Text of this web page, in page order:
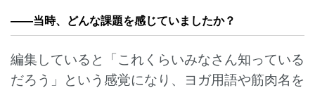
——当時、どんな課題を感じていましたか？
編集していると「これくらいみなさん知っている
だろう」という感覚になり、ヨガ用語や筋肉名を